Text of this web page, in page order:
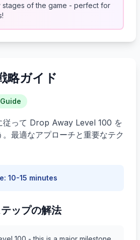
stages of the game - perfect for
略ガイド
従って Drop Away Level 100 を
最適なアプローチと重要なテク
10-15 minutes
ップの解法